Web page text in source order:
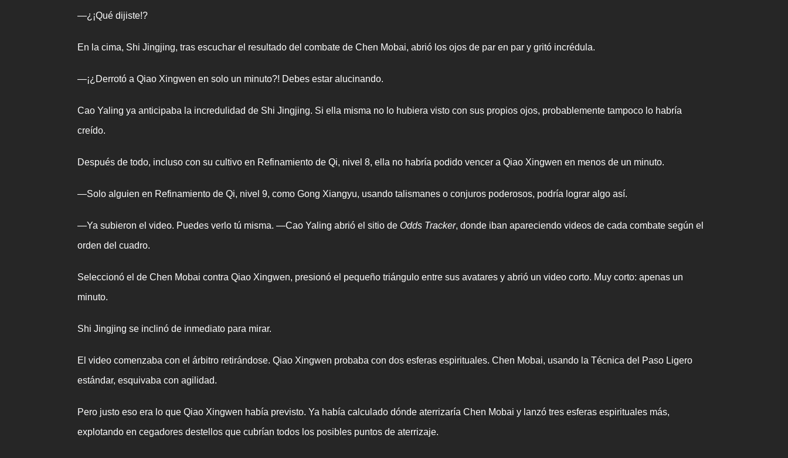
—¿¡Qué dijiste!?
En la cima, Shi Jingjing, tras escuchar el resultado del combate de Chen Mobai, abrió los ojos de par en par y gritó incrédula.
—¡¿Derrotó a Qiao Xingwen en solo un minuto?! Debes estar alucinando.
Cao Yaling ya anticipaba la incredulidad de Shi Jingjing. Si ella misma no lo hubiera visto con sus propios ojos, probablemente tampoco lo habría
creído.
Después de todo, incluso con su cultivo en Refinamiento de Qi, nivel 8, ella no habría podido vencer a Qiao Xingwen en menos de un minuto.
—Solo alguien en Refinamiento de Qi, nivel 9, como Gong Xiangyu, usando talismanes o conjuros poderosos, podría lograr algo así.
—Ya subieron el video. Puedes verlo tú misma. —Cao Yaling abrió el sitio de Odds Tracker, donde iban apareciendo videos de cada combate según el
orden del cuadro.
Seleccionó el de Chen Mobai contra Qiao Xingwen, presionó el pequeño triángulo entre sus avatares y abrió un video corto. Muy corto: apenas un
minuto.
Shi Jingjing se inclinó de inmediato para mirar.
El video comenzaba con el árbitro retirándose. Qiao Xingwen probaba con dos esferas espirituales. Chen Mobai, usando la Técnica del Paso Ligero
estándar, esquivaba con agilidad.
Pero justo eso era lo que Qiao Xingwen había previsto. Ya había calculado dónde aterrizaría Chen Mobai y lanzó tres esferas espirituales más,
explotando en cegadores destellos que cubrían todos los posibles puntos de aterrizaje.